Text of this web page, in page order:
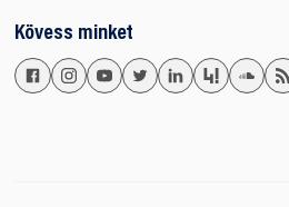
Kövess minket